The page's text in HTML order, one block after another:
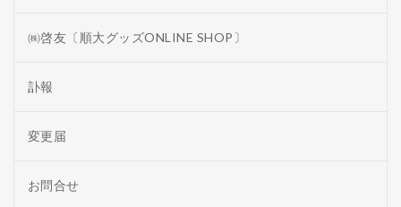
㈱啓友〔順大グッズONLINE SHOP〕
訃報
変更届
お問合せ